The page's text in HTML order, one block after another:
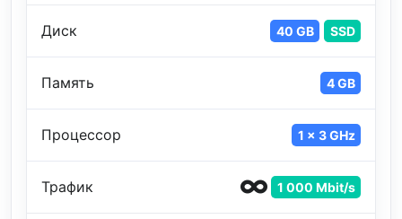
Диск 40 GB SSD
Память 4 GB
Процессор 1 x 3 GHz
Трафик 1 000 Mbit/s